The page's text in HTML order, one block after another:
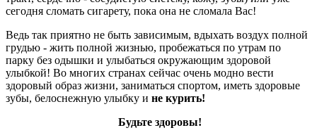
сегодня сломать сигарету, пока она не сломала Вас!
Ведь так приятно не быть зависимым, вдыхать воздух полной
грудью - жить полной жизнью, пробежаться по утрам по
парку без одышки и улыбаться окружающим здоровой
улыбкой! Во многих странах сейчас очень модно вести
здоровый образ жизни, заниматься спортом, иметь здоровые
зубы, белоснежную улыбку и не курить!
Будьте здоровы!